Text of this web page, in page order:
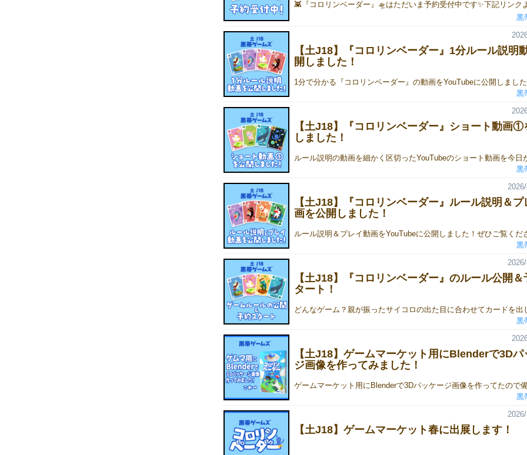
黒
【土J18】『コロリンベーダー』1分ルール説明
開しました！
黒
【土J18】『コロリンベーダー』ショート動画①
しました！
黒
【土J18】『コロリンベーダー』ルール説明＆プ
画を公開しました！
黒
【土J18】『コロリンベーダー』のルール公開＆
タート！
黒
【土J18】ゲームマーケット用にBlenderで3Dパ
ジ画像を作ってみました！
黒
【土J18】ゲームマーケット春に出展します！